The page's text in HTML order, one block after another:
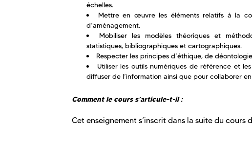
échelles.
Mettre en œuvre les éléments relatifs à la
d’aménagement.
Mobiliser les modèles théoriques et
statistiques, bibliographiques et cartographiques.
Respecter les principes d’éthique, de
Utiliser les outils numériques de référence et
diffuser de l’information ainsi que pour collaborer
Comment le cours s’articule-t-il :
Cet enseignement s’inscrit dans la suite du cours